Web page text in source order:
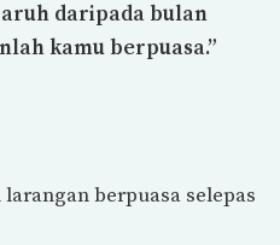
daripada bulan
kamu berpuasa.”
berpuasa selepas